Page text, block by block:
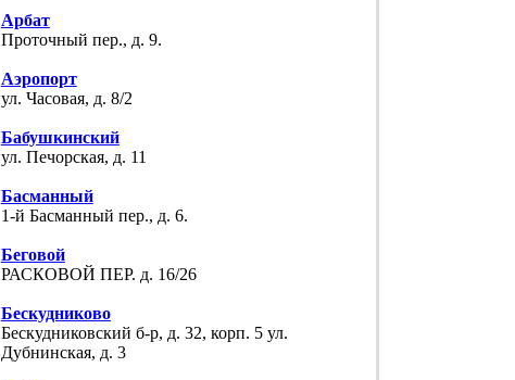
Арбат
Проточный пер., д. 9.
Аэропорт
ул. Часовая, д. 8/2
Бабушкинский
ул. Печорская, д. 11
Басманный
1-й Басманный пер., д. 6.
Беговой
РАСКОВОЙ ПЕР. д. 16/26
Бескудниково
Бескудниковский б-р, д. 32, корп. 5 ул.
Дубнинская, д. 3